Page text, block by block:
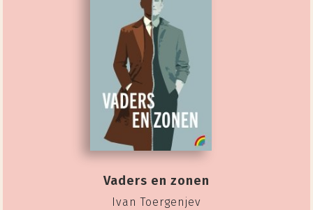
Vaders en zonen
Ivan Toergenjev